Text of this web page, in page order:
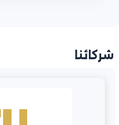
شركائنا